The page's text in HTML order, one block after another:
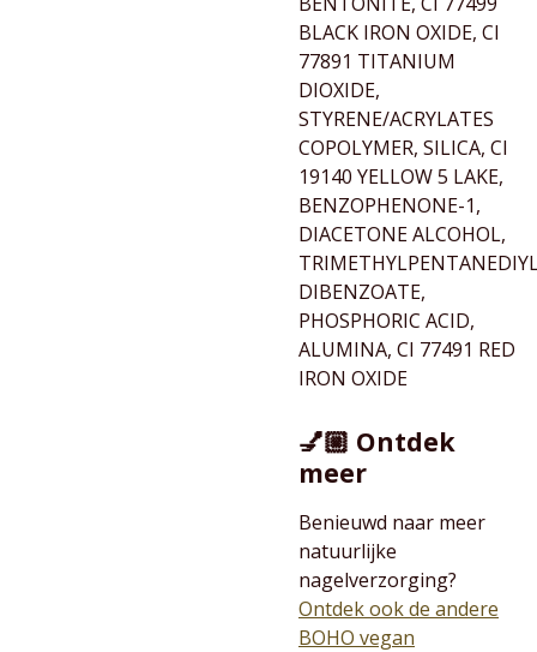
BLACK IRON OXIDE, CI
77891 TITANIUM
DIOXIDE,
STYRENE/ACRYLATES
COPOLYMER, SILICA, CI
19140 YELLOW 5 LAKE,
BENZOPHENONE-1,
DIACETONE ALCOHOL,
DIBENZOATE,
PHOSPHORIC ACID,
ALUMINA, CI 77491 RED
IRON OXIDE
💅🏼 Ontdek
meer
Benieuwd naar meer
natuurlijke
nagelverzorging?
Ontdek ook de andere
BOHO vegan